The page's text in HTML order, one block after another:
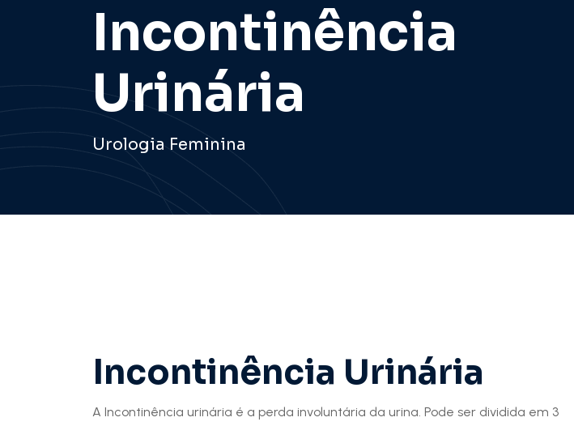
Incontinência
Urinária
Urologia Feminina
Incontinência Urinária
A Incontinência urinária é a perda involuntária da urina. Pode ser dividida em 3